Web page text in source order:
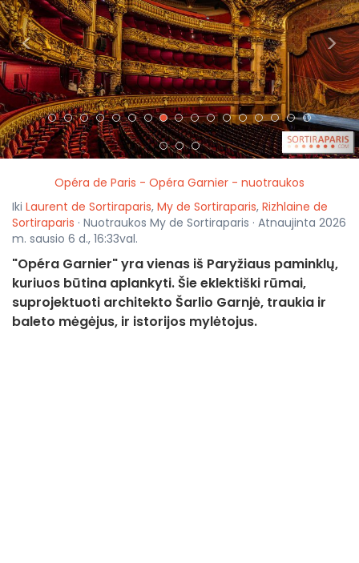
< >
Opéra de Paris - Opéra Garnier - nuotraukos
Iki Laurent de Sortiraparis, My de Sortiraparis, Rizhlaine de
Sortiraparis · Nuotraukos My de Sortiraparis · Atnaujinta 2026
m. sausio 6 d., 16:33val.
"Opéra Garnier" yra vienas iš Paryžiaus paminklų,
kuriuos būtina aplankyti. Šie eklektiški rūmai,
suprojektuoti architekto Šarlio Garnjė, traukia ir
baleto mėgėjus, ir istorijos mylėtojus.